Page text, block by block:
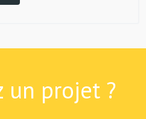
un projet ?